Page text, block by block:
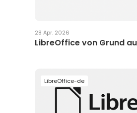
28 Apr. 2026
LibreOffice von Grund
LibreOffice-de